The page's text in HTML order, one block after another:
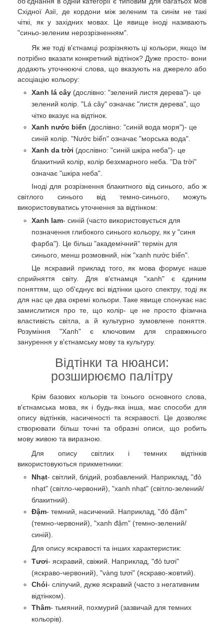
Східної Азії, де кордони між зеленим та синім не такі
чіткі, як у західних мовах. Це явище іноді називають
"синьо-зеленим нерозрізненням".
Як же тоді в'єтнамці розрізняють ці кольори, якщо їм
потрібно вказати конкретний відтінок? Дуже просто- вони
додають уточнюючі слова, що вказують на джерело або
асоціацію кольору:
Xanh lá cây (дослівно: "зелений листя дерева")- це
зелений колір. "Lá cây" означає "листя дерева", що
чітко вказує на відтінок.
Xanh nước biển (дослівно: "синій вода моря")- це
синій колір. "Nước biển" означає "морська вода".
Xanh da trời (дослівно: "синій шкіра неба")- це
блакитний колір, колір безхмарного неба. "Da trời"
означає "шкіра неба".
Іноді для розрізнення блакитного від синього, або ж
світлого синього від темно-синього, можуть
використовуватись уточнення за відтінком:
Xanh lam- синій (часто використовується для
позначення глибокого синього кольору, як у "синя
фарба"). Це більш "академічний" термін для
синього, менш розмовний, ніж "xanh nước biển".
Це яскравий приклад того, як мова формує наше
сприйняття світу. Для в'єтнамця "xanh" є єдиним
поняттям, що об'єднує всі відтінки цього спектру, тоді як
для нас це два окремі кольори. Таке явище спонукає нас
замислитися про те, що колір- це не просто фізична
властивість світла, а й культурно зумовлене поняття.
Розуміння "Xanh" є ключовим для справжнього
занурення у в'єтнамську мову та культуру.
Відтінки та нюанси:
розширюємо палітру
Крім базових кольорів та їхнього основного слова,
в'єтнамська мова, як і будь-яка інша, має способи для
опису відтінків, насиченості та яскравості. Це дозволяє
створювати більш точні та образні описи, що робить
мову живою та виразною.
Для опису світлих і темних відтінків
використовуються прикметники:
Nhạt- світлий, блідий, розбавлений. Наприклад, "đỏ
nhạt" (світло-червоний), "xanh nhạt" (світло-зелений/
блакитний).
Đậm- темний, насичений. Наприклад, "đỏ đậm"
(темно-червоний), "xanh đậm" (темно-зелений/
синій).
Для опису яскравості та інших характеристик:
Tươi- яскравий, свіжий. Наприклад, "đỏ tươi"
(яскраво-червоний), "vàng tươi" (яскраво-жовтий).
Chói- сліпучий, дуже яскравий (часто з негативним
відтінком).
Thâm- тьмяний, похмурий (зазвичай для темних
кольорів).